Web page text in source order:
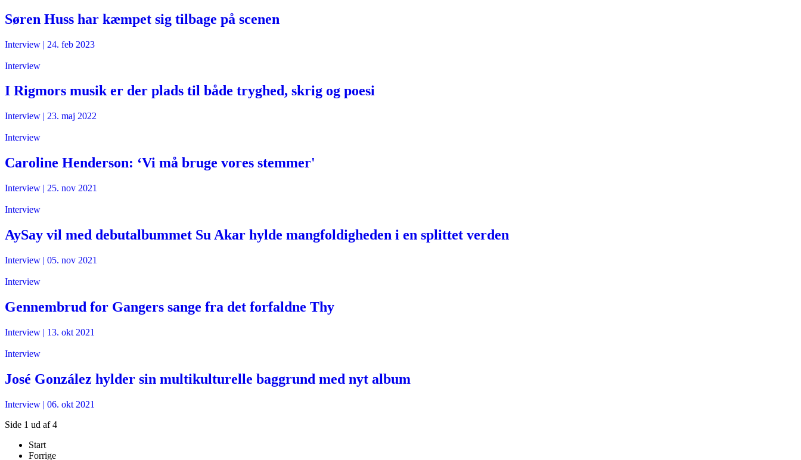
Søren Huss har kæmpet sig tilbage på scenen
Interview | 24. feb 2023
Interview
I Rigmors musik er der plads til både tryghed, skrig og poesi
Interview | 23. maj 2022
Interview
Caroline Henderson: ‘Vi må bruge vores stemmer'
Interview | 25. nov 2021
Interview
AySay vil med debutalbummet Su Akar hylde mangfoldigheden i en splittet verden
Interview | 05. nov 2021
Interview
Gennembrud for Gangers sange fra det forfaldne Thy
Interview | 13. okt 2021
Interview
José González hylder sin multikulturelle baggrund med nyt album
Interview | 06. okt 2021
Side 1 ud af 4
Start
Forrige